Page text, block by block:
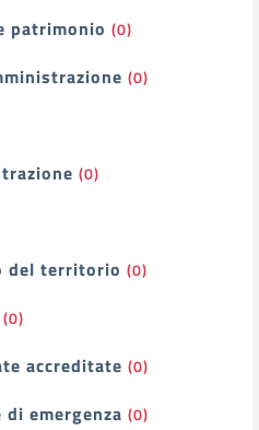
patrimonio (0)
(0)
(0)
del territorio (0)
(0)
accreditate (0)
emergenza (0)